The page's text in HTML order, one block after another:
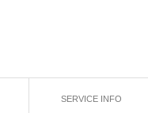
SERVICE INFO